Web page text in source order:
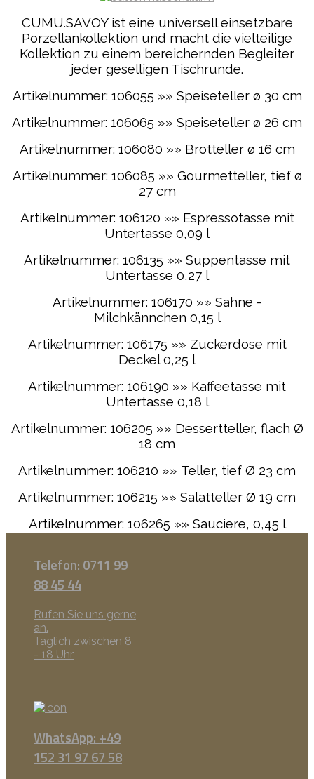
CUMU.SAVOY ist eine universell einsetzbare
Porzellankollektion und macht die vielteilige
Kollektion zu einem bereichernden Begleiter
jeder geselligen Tischrunde.
Artikelnummer: 106055 »» Speiseteller ø 30 cm
Artikelnummer: 106065 »» Speiseteller ø 26 cm
Artikelnummer: 106080 »» Brotteller ø 16 cm
Artikelnummer: 106085 »» Gourmetteller, tief ø
27 cm
Artikelnummer: 106120 »» Espressotasse mit
Untertasse 0,09 l
Artikelnummer: 106135 »» Suppentasse mit
Untertasse 0,27 l
Artikelnummer: 106170 »» Sahne -
Milchkännchen 0,15 l
Artikelnummer: 106175 »» Zuckerdose mit
Deckel 0,25 l
Artikelnummer: 106190 »» Kaffeetasse mit
Untertasse 0,18 l
Artikelnummer: 106205 »» Dessertteller, flach Ø
18 cm
Artikelnummer: 106210 »» Teller, tief Ø 23 cm
Artikelnummer: 106215 »» Salatteller Ø 19 cm
Artikelnummer: 106265 »» Sauciere, 0,45 l
Telefon: 0711 99
88 45 44
Rufen Sie uns gerne
an.
Täglich zwischen 8
- 18 Uhr
WhatsApp: +49
152 31 97 67 58